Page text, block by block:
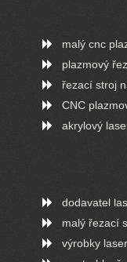
malý cnc
plazmový
řezací stroj
CNC
akrylový
dodavatel
malý řezací
výrobky